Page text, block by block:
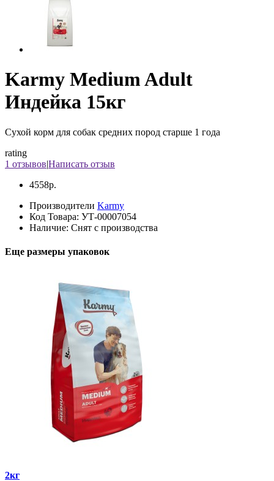
Karmy Medium Adult
Индейка 15кг
Сухой корм для собак средних пород старше 1 года
rating
1 отзывов|Написать отзыв
4558р.
Производители Karmy
Код Товара: УТ-00007054
Наличие: Снят с производства
Еще размеры упаковок
2кг